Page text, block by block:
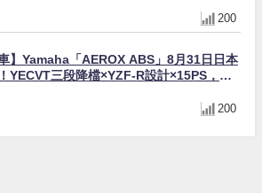
200
車】Yamaha「AEROX ABS」8月31日日本
！YECVT三段降檔×YZF-R設計×15PS，最
200